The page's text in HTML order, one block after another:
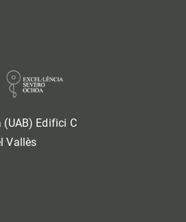
(UAB) Edifici C
Vallès